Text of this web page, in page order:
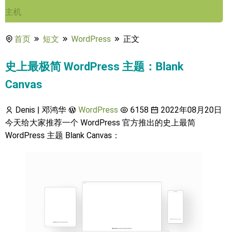
主机
首页 短文 WordPress 正文
史上最极简 WordPress 主题：Blank
Canvas
Denis | 邓鸿华 WordPress 6158
2022年08月20日
今天给大家推荐一个 WordPress 官方推出的史上最简
WordPress 主题 Blank Canvas：